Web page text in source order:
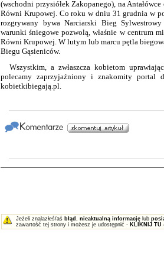
(wschodni przysiółek Zakopanego), na Antałówce
Równi Krupowej. Co roku w dniu 31 grudnia w
rozgrywany bywa Narciarski Bieg
warunki śniegowe pozwolą, właśnie w centrum
Równi Krupowej. W lutym lub marcu pętla
Biegu Gąsieniców.
Wszystkim, a zwłaszcza kobietom
polecamy zaprzyjaźniony i znakomity portal
kobietkibiegają.pl.
Jeżeli znalazłeś/aś błąd , nieaktualną informację lub
zawartość tej strony i możesz je udostępnić - KLIKNIJ TU